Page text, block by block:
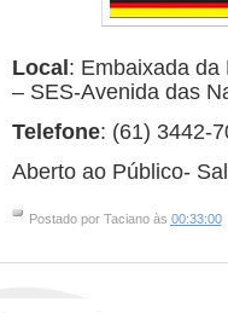
Local: Embaixada da
– SES-Avenida das
Telefone: (61) 3442-
Aberto ao Público-
Postado por Taciano às 00:33:00